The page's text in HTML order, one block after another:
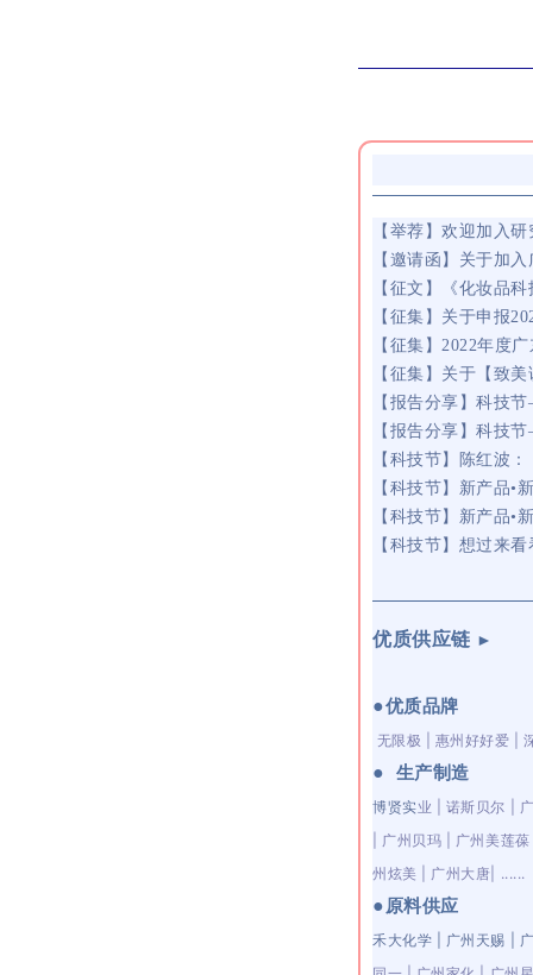
【举荐】欢迎加入
【邀请函】关于加
【征文】《化妆品
【征集】关于申报
【征集】2022年度
【征集】关于【致
【报告分享】科技
【报告分享】科技
【科技节】陈红波
【科技节】新产品•
【科技节】新产品•
【科技节】想过来
优质供应链 ►
●优质品牌
无限极 | 惠州好好爱 |
● 生产制造
博贤实业 | 诺斯贝尔 |
| 广州贝玛 |
广州美莲
州炫美 | 广州大唐| ......
● 原料供应
禾大化学 | 广州天赐 |